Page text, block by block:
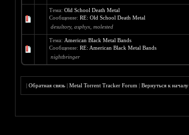
Тема: Old School Death Metal
Сообщение: RE: Old School Death Metal
desultory, asphyx, molested
Тема: American Black Metal Bands
Сообщение: RE: American Black Metal Bands
nightbringer
|Обратная связь |Metal Torrent Tracker Forum |Вернуться к началу